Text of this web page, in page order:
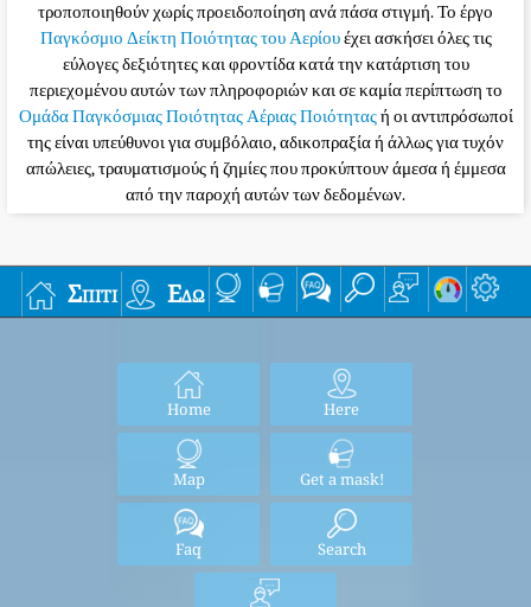
τροποποιηθούν χωρίς προειδοποίηση ανά πάσα στιγμή. Το έργο
Παγκόσμιο Δείκτη Ποιότητας του Αερίουέχει ασκήσει όλες τις
εύλογες δεξιότητες και φροντίδα κατά την κατάρτιση του
περιεχομένου αυτών των πληροφοριών και σε καμία περίπτωση το
Ομάδα Παγκόσμιας Ποιότητας Αέριας Ποιότηταςή οι αντιπρόσωποί
της είναι υπεύθυνοι για συμβόλαιο, αδικοπραξία ή άλλως για τυχόν
απώλειες, τραυματισμούς ή ζημίες που προκύπτουν άμεσα ή έμμεσα
από την παροχή αυτών των δεδομένων.
Σπίτι Εδώ
Home Here
Map Get a mask!
Faq Search